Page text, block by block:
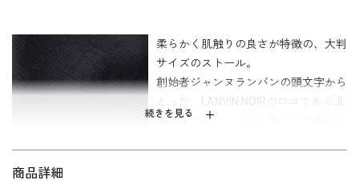
続きを見る
柔らかく肌触りの良さが特徴の、大判
サイズのストール。
創始者ジャンヌランバンの頭文字から
とった、LANVIN NOIRのロゴであるJL
モチーフをジャカード織りで表現しま
商品詳細